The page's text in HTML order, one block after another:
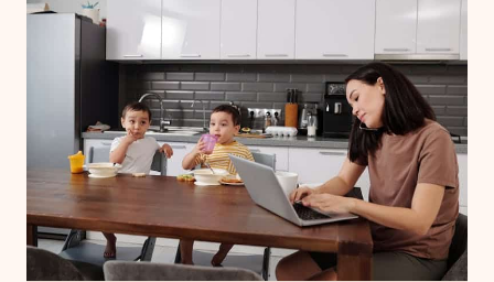
LIST
ET
OPTIMISÉE